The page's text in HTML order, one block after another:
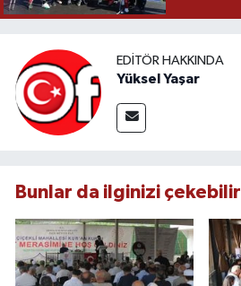
EDITÖR HAKKINDA
Yüksel Yaşar
Bunlar da ilginizi çekebilir